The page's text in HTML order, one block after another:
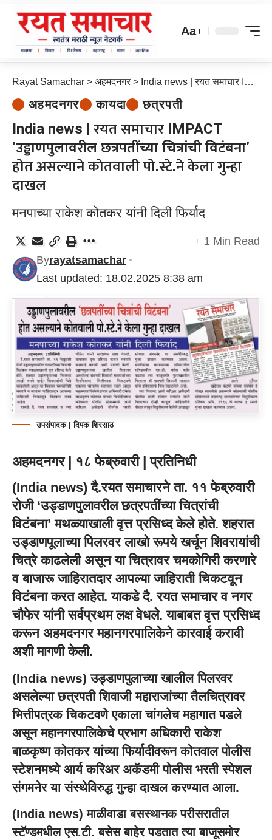
Aa
Rayat Samachar > अहमदनगर > India news | रयत समाचार IMPACT ‘उड्डाणपुलावरील छत्रपतींच्या चित्रांची विटंबना’ होत असल्याने कोतवाली पो.स्टे.ने केला गुन्हा दाखल
अहमदनगर कायदा छत्रपती
India news | रयत समाचार IMPACT
‘उड्डाणपुलावरील छत्रपतींच्या चित्रांची विटंबना’
होत असल्याने कोतवाली पो.स्टे.ने केला गुन्हा
दाखल
मनपाच्या राकेश कोतकर यांनी दिली फिर्याद
Last updated: 18.02.2025 8:38 am
Byrayatsamachar
1 Min Read
उपसंपादक | दिपक शिरसाठ
अहमदनगर | १८ फेब्रुवारी | प्रतिनिधी
(India news) दै.रयत समाचारने ता. ११ फेब्रुवारी
रोजी ‘उड्डाणपुलावरील छत्रपतींच्या चित्रांची
विटंबना’ मथळ्याखाली वृत्त प्रसिध्द केले होते. शहरात
उड्डाणपूलाच्या पिलरवर लाखो रूपये खर्चून शिवरायांची
चित्रे काढलेली असून या चित्रावर चमकोगिरी करणारे
व बाजारू जाहिरातदार आपल्या जाहिराती चिकटवून
विटंबना करत आहेत. याकडे दै. रयत समाचार व नगर
चौफेर यांनी सर्वप्रथम लक्ष वेधले. याबाबत वृत्त प्रसिध्द
करून अहमदनगर महानगरपालिकेने कारवाई करावी
अशी मागणी केली.
(India news) उड्डाणपुलाच्या खालील पिलरवर
असलेल्या छत्रपती शिवाजी महाराजांच्या तैलचित्रावर
भित्तीपत्रक चिकटवणे एकाला चांगलेच महागात पडले
असून महानगरपालिकेचे प्रभाग अधिकारी राकेश
बाळकृष्ण कोतकर यांच्या फिर्यादीवरून कोतवाल पोलीस
स्टेशनमध्ये आर्य करिअर अकॅडमी पोलीस भरती स्पेशल
संगमनेर या संस्थेविरुद्ध गुन्हा दाखल करण्यात आला.
(India news) माळीवाडा बसस्थानक परीसरातील
स्टॅण्डमधील एस.टी. बसेस बाहेर पडतात त्या बाजूसमोर